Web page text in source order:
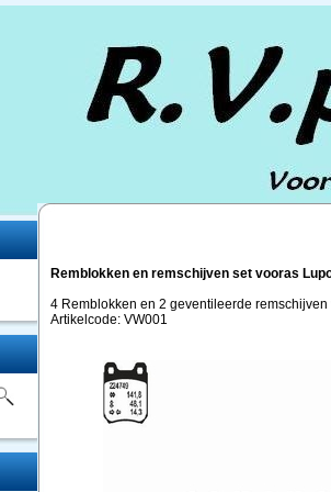
Remblokken en remschijven set vooras Lupo
4 Remblokken en 2 geventileerde
Artikelcode: VW001